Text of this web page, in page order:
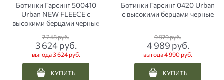
Ботинки Гарсинг 500410
Urban NEW FLEECE с
высокими берцами черные
7 248 руб.
3 624 руб.
выгода3 624 руб.
КУПИТЬ
Ботинки Гарсинг 0420 Urban
с высокими берцами черные
9 979 руб.
4 989 руб.
выгода4 990 руб.
КУПИТЬ